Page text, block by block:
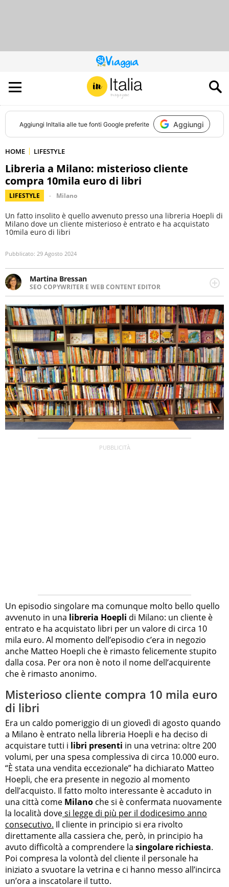
QUESTO
SITO
CONTRIBUISCE
ALL’AUDIENCE
DI
Aggiungi InItalia alle tue fonti Google preferite Aggiungi
HOME LIFESTYLE
Libreria a Milano: misterioso cliente
compra 10mila euro di libri
LIFESTYLE Milano
Un fatto insolito è quello avvenuto presso una libreria Hoepli di
Milano dove un cliente misterioso è entrato e ha acquistato
10mila euro di libri
Pubblicato: 29 Agosto 2024
Martina Bressan
SEO COPYWRITER E WEB CONTENT EDITOR
Appassionata di viaggi, di trail running e di yoga, ama
scoprire nuovi posti e nuove culture. Curiosa,
determinata e intraprendente adora leggere ma
soprattutto scrivere.
Un episodio singolare ma comunque molto bello quello
avvenuto in una libreria Hoepli di Milano: un cliente è
entrato e ha acquistato libri per un valore di circa 10
mila euro. Al momento dell’episodio c’era in negozio
anche Matteo Hoepli che è rimasto felicemente stupito
dalla cosa. Per ora non è noto il nome dell’acquirente
che è rimasto anonimo.
Misterioso cliente compra 10 mila euro
di libri
Era un caldo pomeriggio di un giovedì di agosto quando
a Milano è entrato nella libreria Hoepli e ha deciso di
acquistare tutti i libri presenti in una vetrina: oltre 200
volumi, per una spesa complessiva di circa 10.000 euro.
“È stata una vendita eccezionale” ha dichiarato Matteo
Hoepli, che era presente in negozio al momento
dell’acquisto. Il fatto molto interessante è accaduto in
una città come Milano che si è confermata nuovamente
la località dovesi legge di più per il dodicesimo anno
consecutivo. Il cliente in principio si era rivolto
direttamente alla cassiera che, però, in principio ha
avuto difficoltà a comprendere la singolare richiesta.
Poi compresa la volontà del cliente il personale ha
iniziato a svuotare la vetrina e ci hanno messo all’incirca
un’ora a inscatolare il tutto.